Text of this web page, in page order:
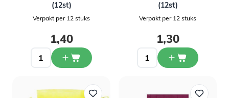
(12st)
Verpakt per 12 stuks
1,40
(12st)
Verpakt per 12 stuks
1,30